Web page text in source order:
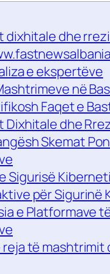
dixhitale dhe
e ekspertëve
në
Faqet e
dhe
Skemat
Sigurisë
për Sigurinë
e Platformave
të mashtrimit